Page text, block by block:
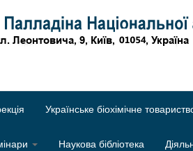
Українське біохімічне
Наукова бібліотека